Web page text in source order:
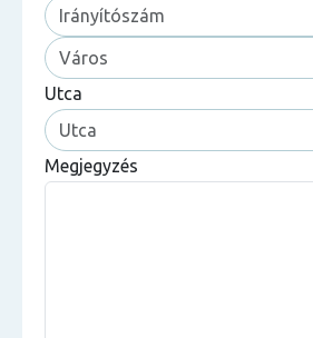
Utca
Megjegyzés